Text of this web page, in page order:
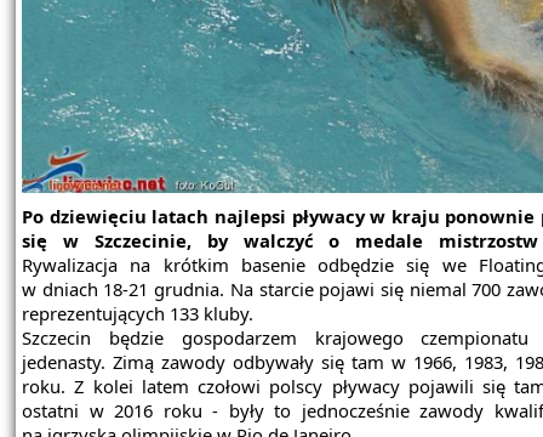
Po dziewięciu latach najlepsi pływacy w kraju ponownie
się w Szczecinie, by walczyć o medale
Rywalizacja na krótkim basenie odbędzie się we
w dniach 18-21 grudnia. Na starcie pojawi się niemal 700
reprezentujących 133 kluby.
Szczecin będzie gospodarzem krajowego
jedenasty. Zimą zawody odbywały się tam w 1966, 1983,
roku. Z kolei latem czołowi polscy pływacy pojawili się
ostatni w 2016 roku - były to jednocześnie zawody